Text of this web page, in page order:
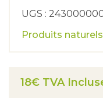
kg
complet
céréales
de
granulé
UGS :
Produits naturels
18€ TVA